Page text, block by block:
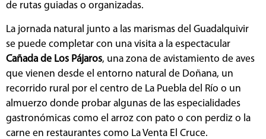
de rutas guiadas o organizadas.
La jornada natural junto a las marismas del Guadalquivir
se puede completar con una visita a la espectacular
Cañada de Los Pájaros, una zona de avistamiento de aves
que vienen desde el entorno natural de Doñana, un
recorrido rural por el centro de La Puebla del Río o un
almuerzo donde probar algunas de las especialidades
gastronómicas como el arroz con pato o con perdiz o la
carne en restaurantes como La Venta El Cruce.